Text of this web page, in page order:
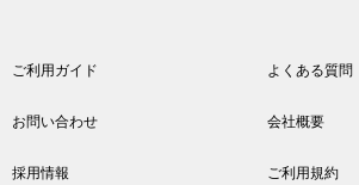
ご利用ガイド よくある質問
お問い合わせ 会社概要
採用情報 ご利用規約